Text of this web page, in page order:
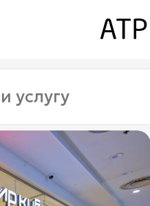
О торговом центре
Контакты
Ваканcии
Заявка на аренду
Рекламные услуги